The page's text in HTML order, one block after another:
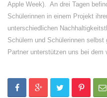
Apple Week). An drei Tagen
Schülerinnen in einem Projekt
unterschiedlichen
Schülern und Schülerinnen
Partner unterstützen uns bei dem